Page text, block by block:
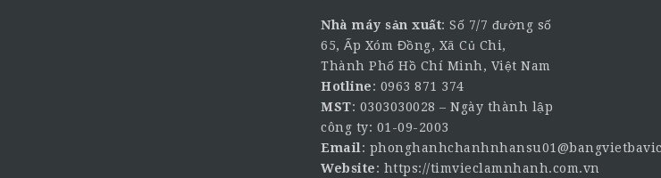
Nhà máy sản xuất: Số 7/7 đường số
65, Ấp Xóm Đồng, Xã Củ Chi,
Thành Phố Hồ Chí Minh, Việt Nam
Hotline: 0963 871 374
MST: 0303030028 – Ngày thành lập
công ty: 01-09-2003
Email:
Website: https://timvieclamnhanh.com.vn